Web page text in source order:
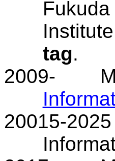
tag.
2009-
20015-2025